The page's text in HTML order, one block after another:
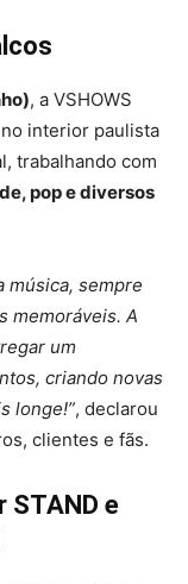
, a VSHOWS
interior paulista
trabalhando com
pop e diversos
música, sempre
memoráveis. A
um
criando novas
longe!”, declarou
clientes e fãs.
STAND e